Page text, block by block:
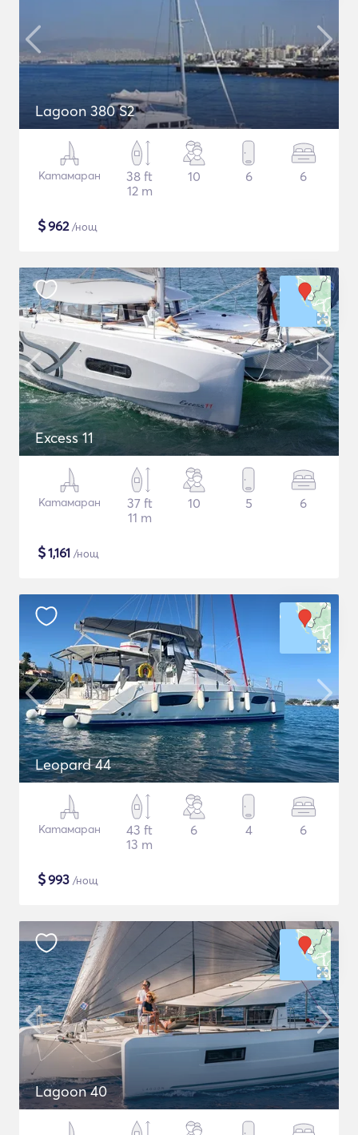
Lagoon 380 S2
Катамаран
38 ft
12 m
10 6 6
$962/нощ
Excess 11
Катамаран
37 ft
11 m
10 5 6
$1,161 /нощ
Leopard 44
Катамаран
43 ft
13 m
6 4 6
$993 /нощ
Lagoon 40